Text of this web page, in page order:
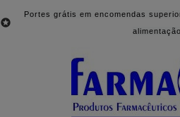

Portes grátis em encomendas